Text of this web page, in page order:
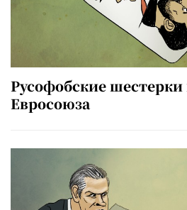
Русофобские
Евросоюза